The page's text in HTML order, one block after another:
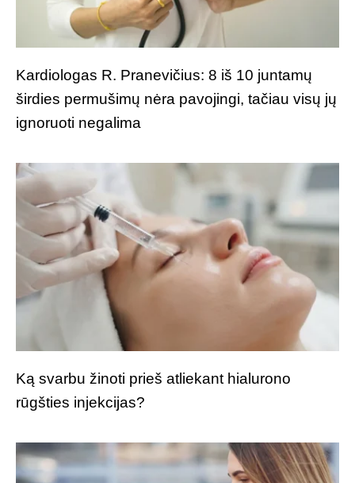
Kardiologas R. Pranevičius: 8 iš 10 juntamų
širdies permušimų nėra pavojingi, tačiau visų jų
ignoruoti negalima
Ką svarbu žinoti prieš atliekant hialurono
rūgšties injekcijas?